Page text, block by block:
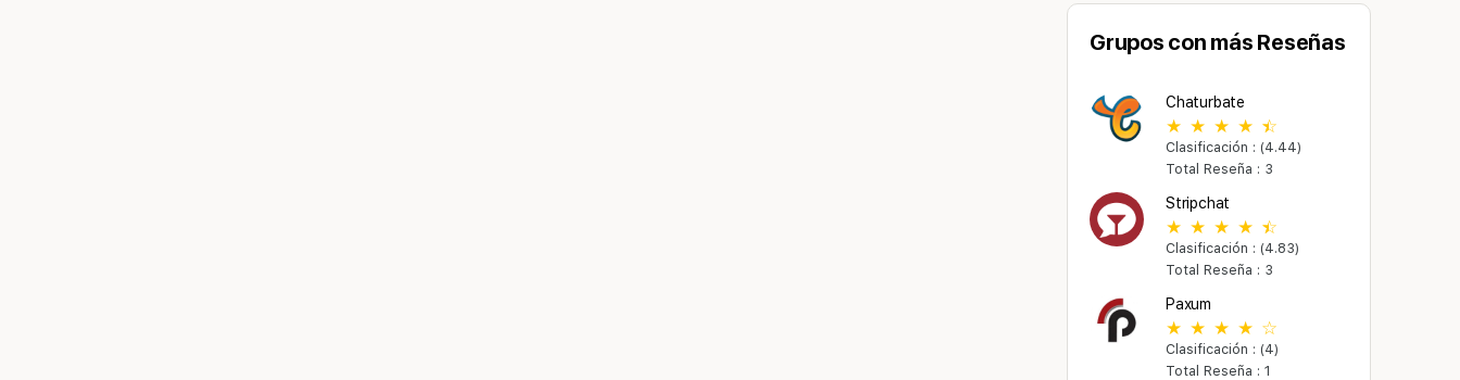
Grupos con más Reseñas
Chaturbate
Clasificación : (4.44)
Total Reseña : 3
Stripchat
Clasificación : (4.83)
Total Reseña : 3
Paxum
Clasificación : (4)
Total Reseña : 1